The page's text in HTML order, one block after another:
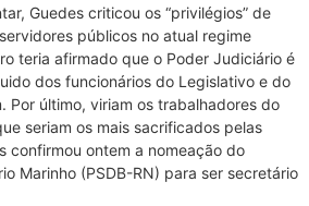
Guedes criticou os “privilégios” de
públicos no atual regime
teria afirmado que o Poder Judiciário é
dos funcionários do Legislativo e do
Por último, viriam os trabalhadores do
seriam os mais sacrificados pelas
confirmou ontem a nomeação do
Marinho (PSDB-RN) para ser secretário